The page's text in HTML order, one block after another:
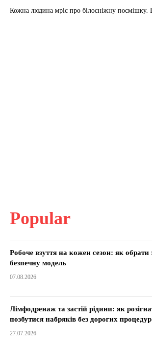
Кожна людина мріє про білосніжну посмішку.
Popular
Робоче взуття на кожен сезон: як обрати
безпечну модель
07.08.2026
Лімфодренаж та застій рідини: як
позбутися набряків без дорогих процедур
27.07.2026